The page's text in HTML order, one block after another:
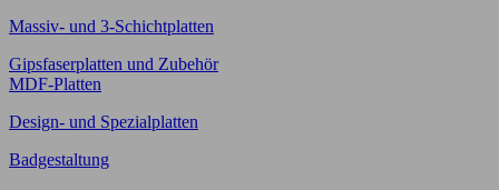
Massiv- und 3-Schichtplatten
Gipsfaserplatten und Zubehör
MDF-Platten
Design- und Spezialplatten
Badgestaltung